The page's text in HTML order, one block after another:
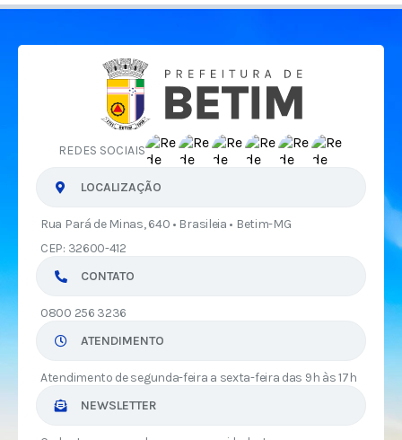
REDES SOCIAIS
LOCALIZAÇÃO
Rua Pará de Minas, 640 • Brasileia • Betim-MG
CEP: 32600-412
CONTATO
0800 256 3236
ATENDIMENTO
Atendimento de segunda-feira a sexta-feira das 9h às 17h
NEWSLETTER